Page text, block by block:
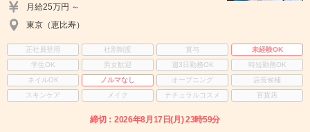
月給25万円 ～
東京（恵比寿）
正社員登用 社割制度 賞与
未経験OK
学生OK
男女歓迎 週3日勤務OK
時短勤務OK
ネイルOK
ノルマなし オープニング
店長候補
スキンケア
メイク ナチュラルコスメ 百貨店
締切：2026年8月17日(月) 23時59分